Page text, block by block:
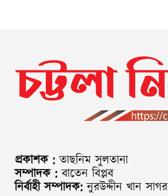
প্রকাশক : তাছনিম সুলতানা
সম্পাদক : বাতেন বিপ্লব
নির্বাহী সম্পাদক: নুরউদ্দীন খান সাগর